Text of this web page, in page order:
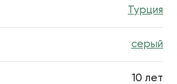
Турция
серый
10 лет